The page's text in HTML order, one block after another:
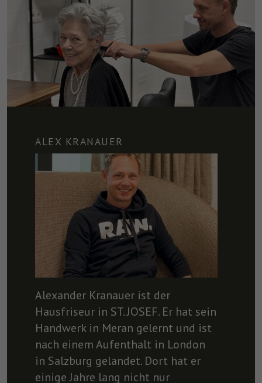
ALEX KRANAUER
Alexander Kranauer ist der
Hausfriseur in ST. JOSEF. Er hat sein
Handwerk in Meran gelernt und ist
nach einem Aufenthalt in London
in Salzburg gelandet. Dort hat er
einige Jahre lang nicht nur
Zweck
Facebook setzt dieses Cookie, um den
Nutzern relevante Werbung zu zeigen,
indem es das Nutzerverhalten im gesamten
Web auf Websites verfolgt, die über das
Facebook-Pixel oder das Facebook Social
Plugin verfügen.